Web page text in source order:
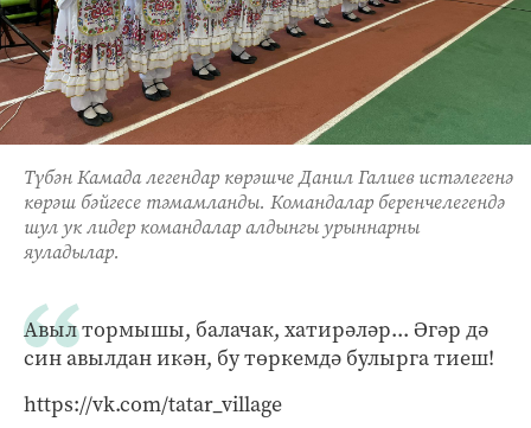
Түбән Камада легендар көрәшче Данил Галиев истәлегенә
көрәш бәйгесе тәмамланды. Командалар беренчелегендә
шул ук лидер командалар алдынгы урыннарны
яуладылар.
Авыл тормышы, балачак, хатирәләр... Әгәр дә
син авылдан икән, бу төркемдә булырга тиеш!
https://vk.com/tatar_village